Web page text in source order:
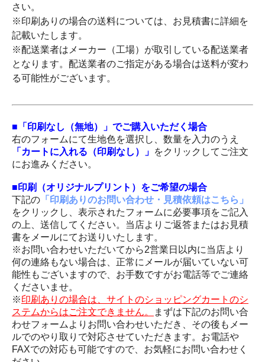
さい。
※印刷ありの場合の送料については、お見積書に詳細を
記載いたします。
※配送業者はメーカー（工場）が取引している配送業者
となります。配送業者のご指定がある場合は送料が変わ
る可能性がございます。
■「印刷なし（無地）」でご購入いただく場合
右のフォームにて生地色を選択し、数量を入力のうえ
「カートに入れる（印刷なし）」 をクリックしてご注文
にお進みください。
■印刷（オリジナルプリント）をご希望の場合
下記の 「印刷ありのお問い合わせ・見積依頼はこちら」
をクリックし、表示されたフォームに必要事項をご記入
の上、送信してください。当店よりご返答またはお見積
書をメールにてお送りいたします。
※お問い合わせいただいてから2営業日以内に当店より
何の連絡もない場合は、正常にメールが届いていない可
能性もございますので、お手数ですがお電話等でご連絡
くださいませ。
※印刷ありの場合は、サイトのショッピングカートのシ
ステムからはご注文できません。
まずは下記のお問い合
わせフォームよりお問い合わせいただき、その後もメー
ルでのやり取りで対応させていただきます。お電話や
FAXでの対応も可能ですので、お気軽にお問い合わせく